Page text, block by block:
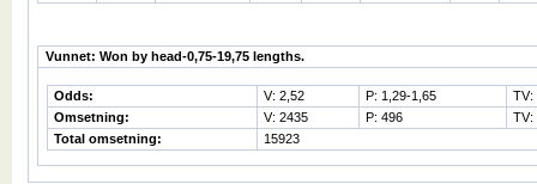
Vunnet: Won by head-0,75-19,75 lengths.
Odds: V: 2,52 P: 1,29-1,65
TV:
Omsetning:
V: 2435 P: 496
TV:
Total omsetning:
15923